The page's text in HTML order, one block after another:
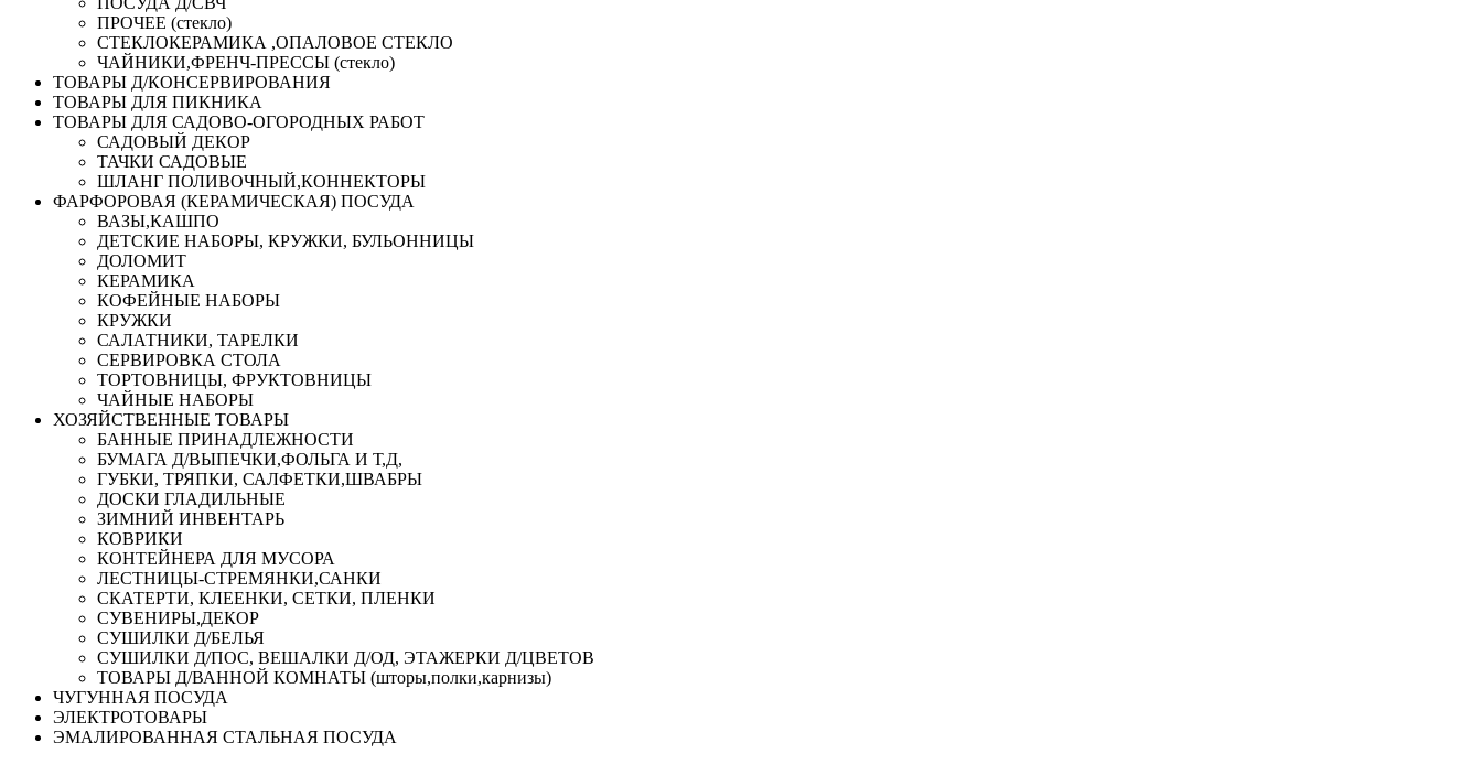
ПРОЧЕЕ (стекло)
СТЕКЛОКЕРАМИКА ,ОПАЛОВОЕ СТЕКЛО
ЧАЙНИКИ,ФРЕНЧ-ПРЕССЫ (стекло)
ТОВАРЫ Д/КОНСЕРВИРОВАНИЯ
ТОВАРЫ ДЛЯ ПИКНИКА
ТОВАРЫ ДЛЯ САДОВО-ОГОРОДНЫХ РАБОТ
САДОВЫЙ ДЕКОР
ТАЧКИ САДОВЫЕ
ШЛАНГ ПОЛИВОЧНЫЙ,КОННЕКТОРЫ
ФАРФОРОВАЯ (КЕРАМИЧЕСКАЯ) ПОСУДА
ВАЗЫ,КАШПО
ДЕТСКИЕ НАБОРЫ, КРУЖКИ, БУЛЬОННИЦЫ
ДОЛОМИТ
КЕРАМИКА
КОФЕЙНЫЕ НАБОРЫ
КРУЖКИ
САЛАТНИКИ, ТАРЕЛКИ
СЕРВИРОВКА СТОЛА
ТОРТОВНИЦЫ, ФРУКТОВНИЦЫ
ЧАЙНЫЕ НАБОРЫ
ХОЗЯЙСТВЕННЫЕ ТОВАРЫ
БАННЫЕ ПРИНАДЛЕЖНОСТИ
БУМАГА Д/ВЫПЕЧКИ,ФОЛЬГА И Т,Д,
ГУБКИ, ТРЯПКИ, САЛФЕТКИ,ШВАБРЫ
ДОСКИ ГЛАДИЛЬНЫЕ
ЗИМНИЙ ИНВЕНТАРЬ
КОВРИКИ
КОНТЕЙНЕРА ДЛЯ МУСОРА
ЛЕСТНИЦЫ-СТРЕМЯНКИ,САНКИ
СКАТЕРТИ, КЛЕЕНКИ, СЕТКИ, ПЛЕНКИ
СУВЕНИРЫ,ДЕКОР
СУШИЛКИ Д/БЕЛЬЯ
СУШИЛКИ Д/ПОС, ВЕШАЛКИ Д/ОД, ЭТАЖЕРКИ Д/ЦВЕТОВ
ТОВАРЫ Д/ВАННОЙ КОМНАТЫ (шторы,полки,карнизы)
ЧУГУННАЯ ПОСУДА
ЭЛЕКТРОТОВАРЫ
ЭМАЛИРОВАННАЯ СТАЛЬНАЯ ПОСУДА